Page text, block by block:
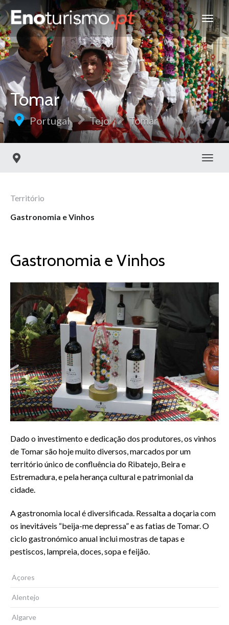
Tomar
Portugal Tejo Tomar
Território
Gastronomia e Vinhos
Gastronomia e Vinhos
Dado o investimento e dedicação dos produtores, os vinhos
de Tomar são hoje muito diversos, marcados por um
território único de confluência do Ribatejo, Beira e
Estremadura, e pela herança cultural e patrimonial da
cidade.
A gastronomia local é diversificada. Ressalta a doçaria com
os inevitáveis “beija-me depressa” e as fatias de Tomar. O
ciclo gastronómico anual inclui mostras de tapas e
pestiscos, lampreia, doces, sopa e feijão.
Açores
Alentejo
Algarve